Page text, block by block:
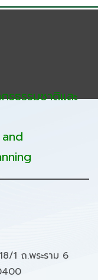
รธรรมชาติและ
1 ถ.พระราม 6